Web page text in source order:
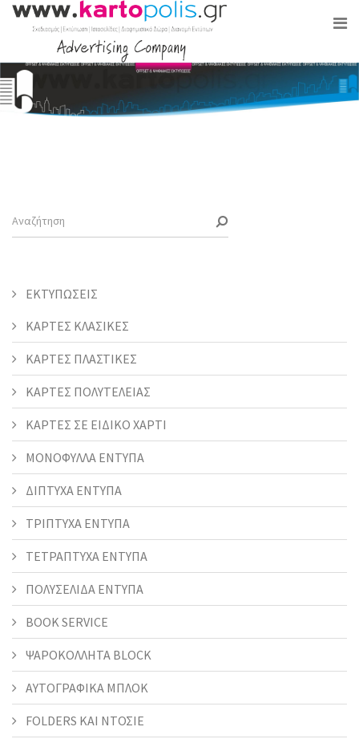
ΕΚΤΥΠΩΣΕΙΣ
ΚΑΡΤΕΣ ΚΛΑΣΙΚΕΣ
ΚΑΡΤΕΣ ΠΛΑΣΤΙΚΕΣ
ΚΑΡΤΕΣ ΠΟΛΥΤΕΛΕΙΑΣ
ΚΑΡΤΕΣ ΣΕ ΕΙΔΙΚΟ ΧΑΡΤΙ
ΜΟΝΟΦΥΛΛΑ ΕΝΤΥΠΑ
ΔΙΠΤΥΧΑ ΕΝΤΥΠΑ
ΤΡΙΠΤΥΧΑ ΕΝΤΥΠΑ
ΤΕΤΡΑΠΤΥΧΑ ΕΝΤΥΠΑ
ΠΟΛΥΣΕΛΙΔΑ ΕΝΤΥΠΑ
BOOK SERVICE
ΨΑΡΟΚΟΛΛΗΤΑ BLOCK
ΑΥΤΟΓΡΑΦΙΚΑ ΜΠΛΟΚ
FOLDERS KAI ΝΤΟΣΙΕ